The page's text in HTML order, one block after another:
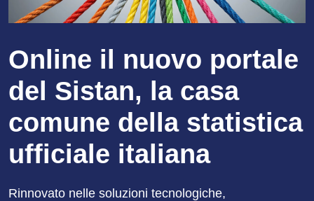
Online il nuovo portale
del Sistan, la casa
comune della statistica
ufficiale italiana
Rinnovato nelle soluzioni tecnologiche,